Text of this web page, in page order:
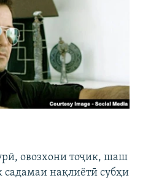
овозхони тоҷик, шаш
садамаи нақлиётӣ субҳи